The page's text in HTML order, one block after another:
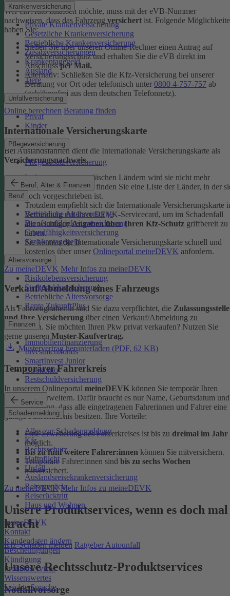
Krankenversicherung
Private Krankenversicherung
Gesetzliche Krankenversicherung
Betriebliche Krankenversicherung
Zusatzversicherungen
Krankentagegeld
Ausland
Tiere
Unfallversicherung
Privat
Kinder
Pflegeversicherung
Pflegezusatzversicherung
Beruf, Alter & Finanzen
Beruf
Betriebliche Altersvorsorge
Berufsunfähigkeitsversicherung
Grundfähigkeitsversicherung
Krankentagegeld
Altersvorsorge
Risikolebensversicherung
Sterbegeldversicherung
Betriebliche Altersvorsorge
Rente ZukunftPlus
Finanzen
Immobilienfinanzierung
Investmentfonds
SmartInvest Junior
Girokonto
Restschuldversicherung
Service
Schadenmeldung
Alles zur Schadenmeldung
Kfz
Rechtsschutz
Haftpflicht
Unfall
Auslandsreisekrankenversicherung
Reisegepäck
Reiserücktritt
Haus und Wohnen
meineDEVK
Kontakt
Kundendaten ändern
Bescheinigungen
Kündigung
Produktservices
Wissenswertes
Leichte Sprache
Wer ein Auto zulassen möchte, muss mit der eVB-Nummer
nachweisen, dass das Fahrzeug versichert ist. Folgende
haben Sie:
Stellen Sie über unseren Online-Rechner einen Antrag auf
Versicherungsschutz und erhalten Sie die eVB direkt im
Anschlussper Mail.
Alternativ: Schließen Sie die Kfz-​Versicherung bei unserer
Beratung vor Ort oder telefonisch unter 0800 4-​757-757 ab
(gebührenfrei aus dem deutschen Telefonnetz).
Online berechnen Beratung finden
Internationale Versicherungskarte
Bei Auslandsfahrten dient die Internationale Versicherungskarte als
Versicherungsnachweis.
In den meisten europäischen Ländern wird sie nicht mehr
verlangt. In denFAQ
finden Sie eine Liste der Länder, in der
noch vorgeschrieben ist.
Trotzdem empfiehlt sich die Internationale Versicherungskarte
Verbindung mit Ihrer DEVK-Servicecard, um im Schadenfall
alle wichtigenAngaben über Ihren Kfz-Schutz griffbereit zu
haben.
Sie können die Internationale Versicherungskarte schnell und
kostenlos über unser Onlineportal meineDEVK anfordern.
Zu meineDEVK Mehr Infos zu meineDEVK
Verkauf/Abmeldung eines Fahrzeugs
Als Fahrzeughalter:in sind Sie dazu verpflichtet, die Zulassungsstelle
und Ihre Versicherung über einen Verkauf/Abmeldung zu
informieren. Sie möchten Ihren Pkw privat verkaufen? Nutzen Sie
gerne unseren Muster-Kaufvertrag.
Mustervertrag herunterladen (PDF, 62 KB)
Temporärer Fahrerkreis
In unserem Onlineportal meineDEVK können Sie temporär Ihren
Fahrerkreis erweitern. Dafür braucht es nur Name, Geburtsdatum und
die Bestätigung, dass alle eingetragenen Fahrerinnen und Fahrer eine
gültige Fahrerlaubnis besitzen. Ihre Vorteile:
Eine Erweiterung des Fahrerkreises ist bis zu dreimal im Jahr
möglich.
Bis zu fünf weitere Fahrer:innen können Sie mitversichern.
Temporäre Fahrer:innen sind bis zu sechs Wochen
mitversichert.
Zu meineDEVK Mehr Infos zu meineDEVK
Unsere Produktservices, wenn es doch mal
kracht
Kfz-Schaden melden Ratgeber Autounfall
Unsere Rechtsschutz-Produktservices
Notfallvorsorge